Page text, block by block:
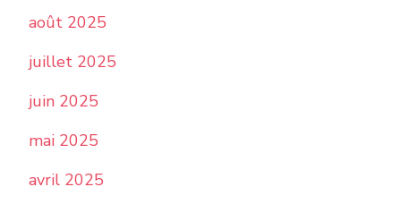
août 2025
juillet 2025
juin 2025
mai 2025
avril 2025